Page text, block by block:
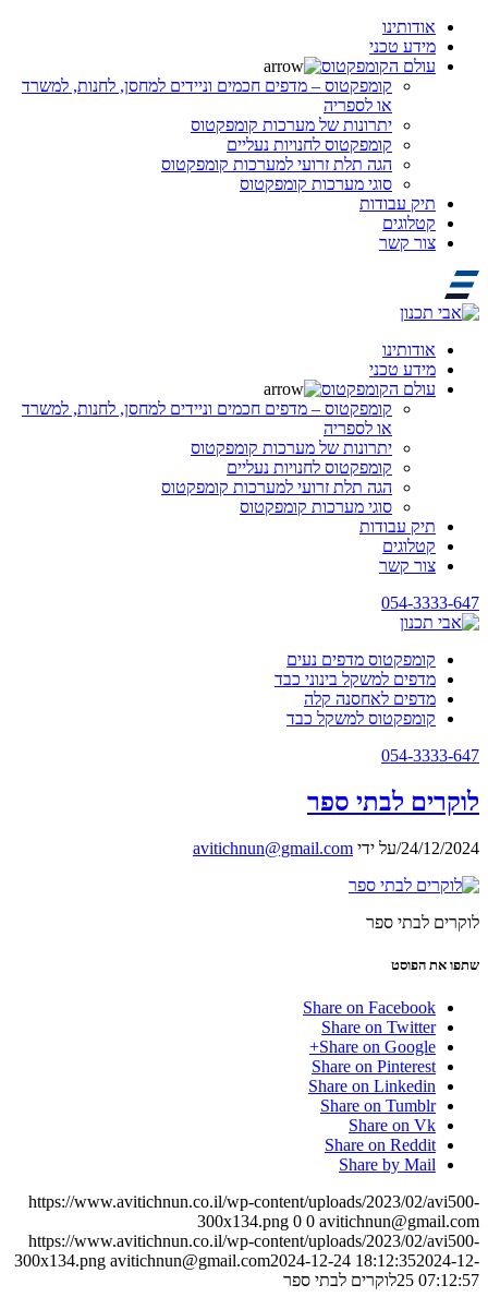
אודותינו
מידע טכני
עולם הקומפקטוס
קומפקטוס – מדפים חכמים וניידים למחסן, לחנות, למשרד
או לספריה
יתרונות של מערכות קומפקטוס
קומפקטוס לחנויות נעליים
הגה תלת זרועי למערכות קומפקטוס
סוגי מערכות קומפקטוס
תיק עבודות
קטלוגים
צור קשר
אודותינו
מידע טכני
עולם הקומפקטוס
קומפקטוס – מדפים חכמים וניידים למחסן, לחנות, למשרד
או לספריה
יתרונות של מערכות קומפקטוס
קומפקטוס לחנויות נעליים
הגה תלת זרועי למערכות קומפקטוס
סוגי מערכות קומפקטוס
תיק עבודות
קטלוגים
צור קשר
054-3333-647
קומפקטוס מדפים נעים
מדפים למשקל בינוני כבד
מדפים לאחסנה קלה
קומפקטוס למשקל כבד
054-3333-647
לוקרים לבתי ספר
24/12/2024
/על ידי avitichnun@gmail.com
לוקרים לבתי ספר
שתפו את הפוסט
Share on Facebook
Share on Twitter
Share on Google+
Share on Pinterest
Share on Linkedin
Share on Tumblr
Share on Vk
Share on Reddit
Share by Mail
https://www.avitichnun.co.il/wp-content/uploads/2023/02/avi500-
300x134.png 0 0 avitichnun@gmail.com
https://www.avitichnun.co.il/wp-content/uploads/2023/02/avi500-
300x134.png avitichnun@gmail.com2024-12-24 18:12:352024-12-
25 07:12:57לוקרים לבתי ספר